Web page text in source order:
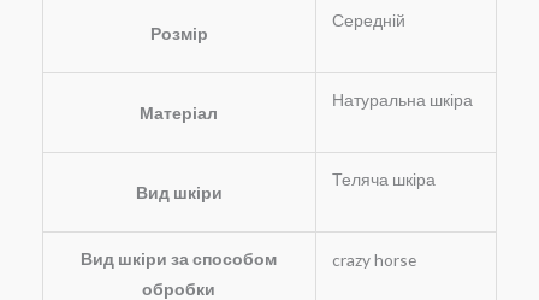
Розмір
Середній
Матеріал
Натуральна шкіра
Вид шкіри
Теляча шкіра
Вид шкіри за способом
обробки
crazy horse